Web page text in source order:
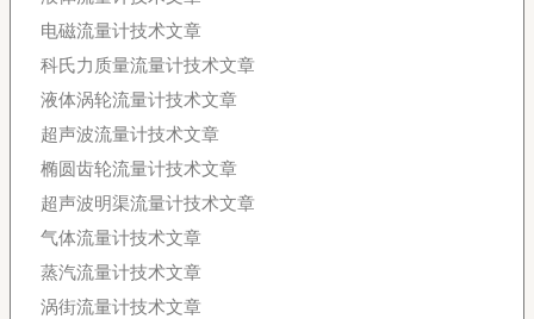
电磁流量计技术文章
科氏力质量流量计技术文章
液体涡轮流量计技术文章
超声波流量计技术文章
椭圆齿轮流量计技术文章
超声波明渠流量计技术文章
气体流量计技术文章
蒸汽流量计技术文章
涡街流量计技术文章